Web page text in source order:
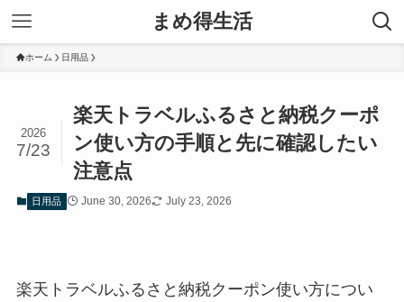
まめ得生活
ホーム 日用品
楽天トラベルふるさと納税クーポ
ン使い方の手順と先に確認したい
注意点
2026
7/23
日用品 June 30, 2026 July 23, 2026
楽天トラベルふるさと納税クーポン使い方につい